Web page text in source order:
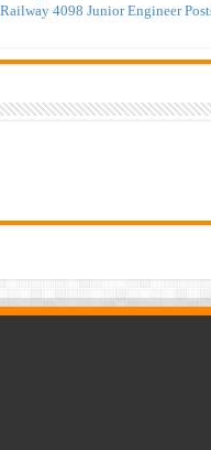
4098 Junior Engineer